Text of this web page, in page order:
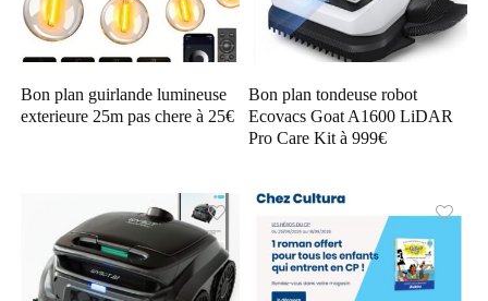
Bon plan guirlande lumineuse
exterieure 25m pas chere à 25€
Bon plan tondeuse robot
Ecovacs Goat A1600 LiDAR
Pro Care Kit à 999€